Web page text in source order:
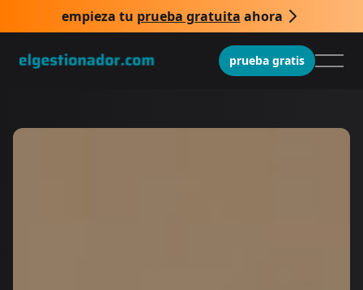
empieza tu prueba gratuita ahora
prueba gratis